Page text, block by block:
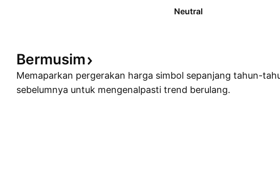
Neutral
Bermusim
Memaparkan pergerakan harga simbol sepanjang tahun-
sebelumnya untuk mengenalpasti trend berulang.